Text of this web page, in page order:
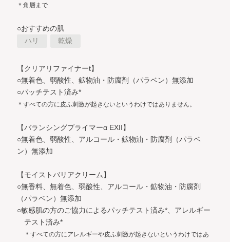
＊角層まで
○おすすめの肌
ハリ
乾燥
【クリアリファイナーt】
○無着色、弱酸性、鉱物油・防腐剤（パラベン）無添加
○パッチテスト済み*
＊すべての方に皮ふ刺激が起きないというわけではありません。
【バランシングプライマーα EXII】
○無着色、弱酸性、アルコール・鉱物油・防腐剤（パラベ
ン）無添加
【モイストバリアクリーム】
○無香料、無着色、弱酸性、アルコール・鉱物油・防腐剤
（パラベン）無添加
○敏感肌の方のご協力によるパッチテスト済み*、アレルギー
テスト済み*
＊すべての方にアレルギーや皮ふ刺激が起きないというわけではあ